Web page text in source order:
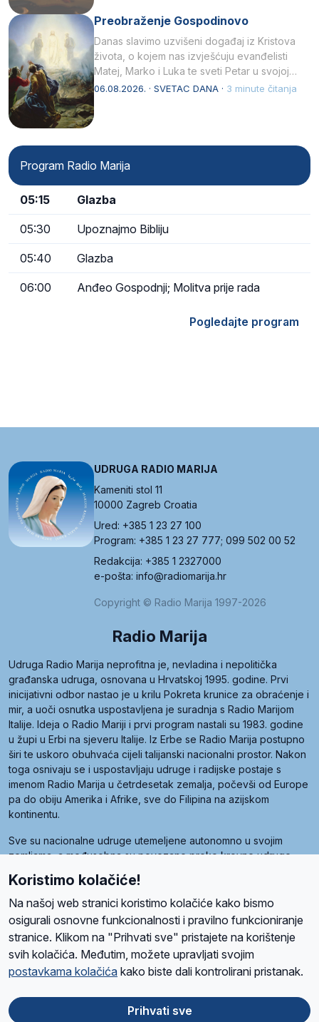
Preobraženje Gospodinovo
Danas slavimo uzvišeni događaj iz Kristova
života, o kojem nas izvješćuju evanđelisti
Matej, Marko i Luka te sveti Petar u svojoj
drugoj…
06.08.2026. · SVETAC DANA · 3 minute čitanja
Program Radio Marija
05:15 Glazba
05:30 Upoznajmo Bibliju
05:40 Glazba
06:00 Anđeo Gospodnji; Molitva prije rada
Pogledajte program
UDRUGA RADIO MARIJA
Kameniti stol 11
10000 Zagreb Croatia
Ured: +385 1 23 27 100
Program: +385 1 23 27 777; 099 502 00 52
Redakcija: +385 1 2327000
e-pošta: info@radiomarija.hr
Copyright © Radio Marija 1997-2026
Radio Marija
Udruga Radio Marija neprofitna je, nevladina i nepolitička
građanska udruga, osnovana u Hrvatskoj 1995. godine. Prvi
inicijativni odbor nastao je u krilu Pokreta krunice za obraćenje i
mir, a uoči osnutka uspostavljena je suradnja s Radio Marijom
Italije. Ideja o Radio Mariji i prvi program nastali su 1983. godine
u župi u Erbi na sjeveru Italije. Iz Erbe se Radio Marija postupno
širi te uskoro obuhvaća cijeli talijanski nacionalni prostor. Nakon
toga osnivaju se i uspostavljaju udruge i radijske postaje s
imenom Radio Marija u četrdesetak zemalja, počevši od Europe
pa do obiju Amerika i Afrike, sve do Filipina na azijskom
kontinentu.
Sve su nacionalne udruge utemeljene autonomno u svojim
zemljama, a međusobna su povezane preko krovne udruge
Radio Maria). Svjetsku obitelj utemeljilo je sedam članica, među
kojima je i hrvatska Udruga Radio Marija.
O namaRadio ProgramVolonteriPrijateljiKontaktPravila privatnosti
Ova stranica je zaštićena Google reCAPTCHA sustavom
Koristimo kolačiće!
Na našoj web stranici koristimo kolačiće kako bismo
osigurali osnovne funkcionalnosti i pravilno funkcioniranje
stranice. Klikom na "Prihvati sve" pristajete na korištenje
svih kolačića. Međutim, možete upravljati svojim
postavkama kolačića kako biste dali kontrolirani pristanak.
Prihvati sve